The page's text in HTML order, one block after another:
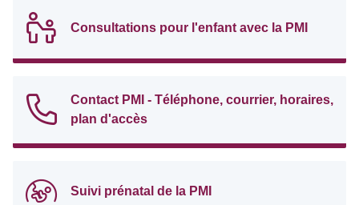
Consultations pour l'enfant avec la PMI
Contact PMI - Téléphone, courrier, horaires,
plan d'accès
Suivi prénatal de la PMI